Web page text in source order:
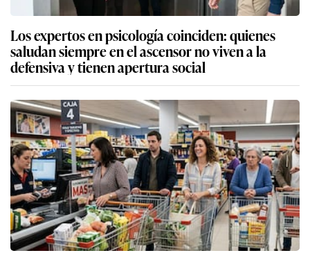
Los expertos en psicología coinciden: quienes
saludan siempre en el ascensor no viven a la
defensiva y tienen apertura social